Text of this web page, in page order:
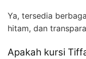
Ya, tersedia
hitam, dan
Apakah kursi